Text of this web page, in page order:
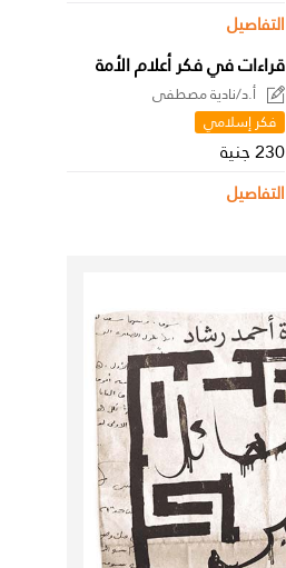
التفاصيل
قراءات في فكر أعلام الأمة
أ.د/نادية مصطفى
فكر إسلامي
230 جنية
التفاصيل